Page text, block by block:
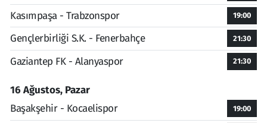
Kasımpaşa - Trabzonspor 19:00
Gençlerbirliği S.K. - Fenerbahçe 21:30
Gaziantep FK - Alanyaspor 21:30
16 Ağustos, Pazar
Başakşehir - Kocaelispor
19:00